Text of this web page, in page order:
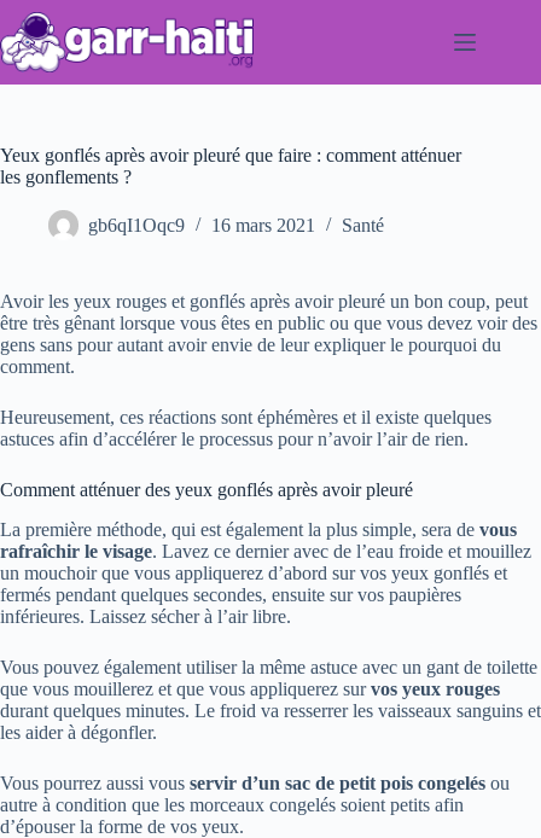
Passer
au
contenu
Yeux gonflés après avoir pleuré que faire : comment atténuer
les gonflements ?
gb6qI1Oqc9 16 mars 2021 Santé
Avoir les yeux rouges et gonflés après avoir pleuré un bon coup, peut
être très gênant lorsque vous êtes en public ou que vous devez voir des
gens sans pour autant avoir envie de leur expliquer le pourquoi du
comment.
Heureusement, ces réactions sont éphémères et il existe quelques
astuces afin d’accélérer le processus pour n’avoir l’air de rien.
Comment atténuer des yeux gonflés après avoir pleuré
La première méthode, qui est également la plus simple, sera de vous
rafraîchir le visage. Lavez ce dernier avec de l’eau froide et mouillez
un mouchoir que vous appliquerez d’abord sur vos yeux gonflés et
fermés pendant quelques secondes, ensuite sur vos paupières
inférieures. Laissez sécher à l’air libre.
Vous pouvez également utiliser la même astuce avec un gant de toilette
que vous mouillerez et que vous appliquerez survos yeux rouges
durant quelques minutes. Le froid va resserrer les vaisseaux sanguins et
les aider à dégonfler.
Vous pourrez aussi vous servir d’un sac de petit pois congelés ou
autre à condition que les morceaux congelés soient petits afin
d’épouser la forme de vos yeux.